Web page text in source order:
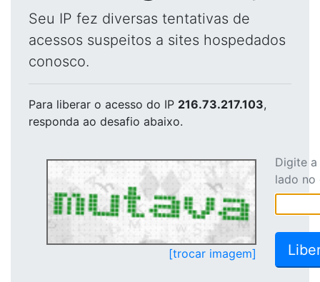
Seu IP fez diversas tentativas de
acessos suspeitos a sites hospedados
conosco.
Para liberar o acesso do IP 216.73.217.103,
responda ao desafio abaixo.
[trocar imagem]
Digite
lado no